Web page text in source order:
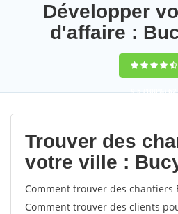
Développer
d'affaire :
9,5(100%)62
votes
Trouver des
votre ville :
Comment trouver des chantiers
Comment trouver des clients